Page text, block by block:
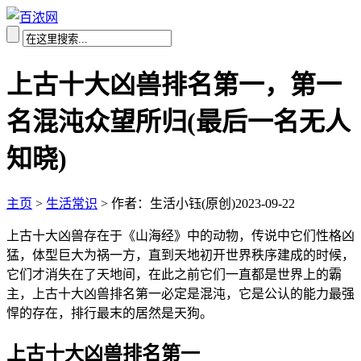
上古十大凶兽排名第一，第一
名混沌众望所归(最后一名无人
知晓)
主页 > 生活常识 > 作者：生活小钰(原创)2023-09-22
上古十大凶兽存在于《山海经》中的动物，传说中它们性格凶
猛，体型巨大为祸一方，直到天地初开世界秩序建成的时候，
它们才消失在了天地间，在此之前它们一直都是世界上的霸
主，上古十大凶兽排名第一必定是混沌，它是公认的能力最强
悍的存在，排行最末的居然是天狗。
上古十大凶兽排名第一